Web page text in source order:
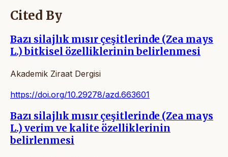
Cited By
Bazı silajlık mısır çeşitlerinde (Zea mays
L.) bitkisel özelliklerinin belirlenmesi
Akademik Ziraat Dergisi
https://doi.org/10.29278/azd.663601
Bazı silajlık mısır çeşitlerinde (Zea mays
L.) verim ve kalite özelliklerinin
belirlenmesi